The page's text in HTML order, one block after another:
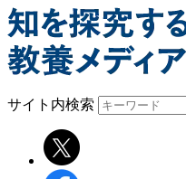
サイト内検索